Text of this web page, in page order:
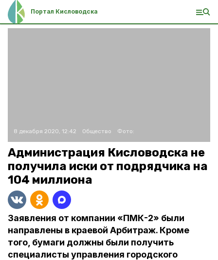
Портал Кисловодска
8 декабря 2020, 12:42 Общество Фото:
Администрация Кисловодска не
получила иски от подрядчика на
104 миллиона
Заявления от компании «ПМК-2» были
направлены в краевой Арбитраж. Кроме
того, бумаги должны были получить
специалисты управления городского